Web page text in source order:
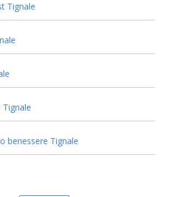
Tignale
benessere Tignale